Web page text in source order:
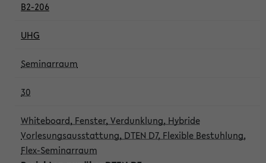
B2-206
UHG
Seminarraum
30
Whiteboard, Fenster, Verdunklung, Hybride
Vorlesungsausstattung, DTEN D7, Flexible Bestuhlung,
Flex-Seminarraum